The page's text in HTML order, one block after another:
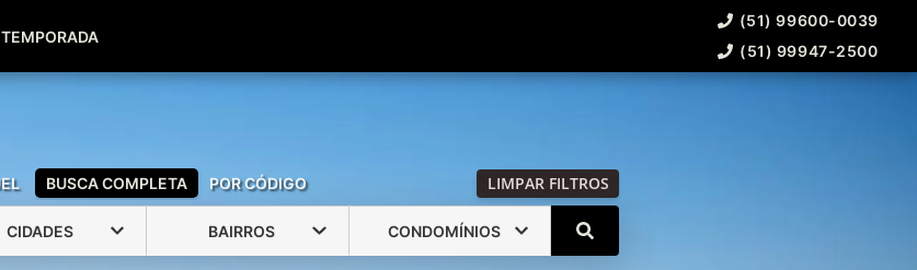
(51) 99600-0039
(51) 99600-0039
(51) 99947-2500
BUSCA COMPLETA POR CÓDIGO LIMPAR FILTROS
CIDADES BAIRROS CONDOMÍNIOS